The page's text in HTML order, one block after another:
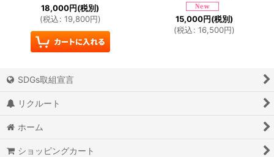
18,000円(税別)
(税込: 19,800円) 15,000円(税別)
(税込: 16,500円)
SDGs取組宣言
リクルート
ホーム
ショッピングカート